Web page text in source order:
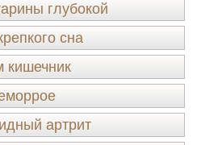
глубокой
сна
кишечник
артрит